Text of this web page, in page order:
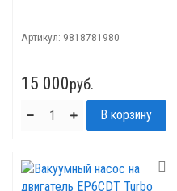
Артикул: 9818781980
15 000руб.